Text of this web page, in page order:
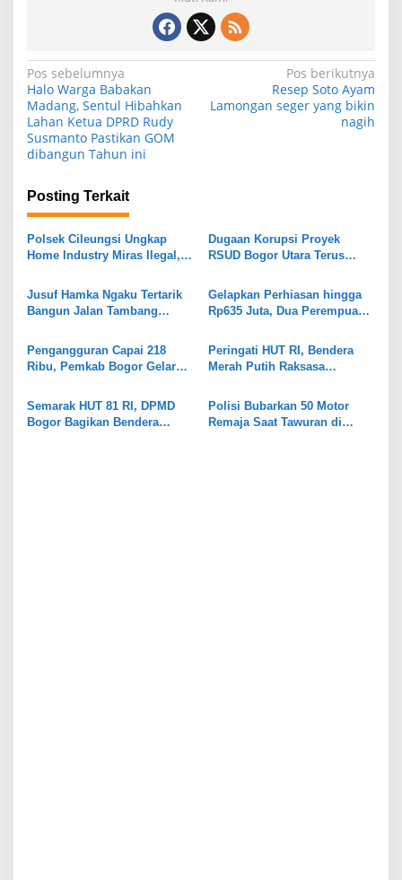
N
a
v
i
a
s
i
o
Pos sebelumnya
Halo Warga Babakan
Madang, Sentul Hibahkan
Lahan Ketua DPRD Rudy
Susmanto Pastikan GOM
dibangun Tahun ini
Pos berikutnya
Resep Soto Ayam
Lamongan seger yang bikin
nagih
Posting Terkait
Polsek Cileungsi Ungkap
Home Industry Miras Ilegal,
Dugaan Korupsi Proyek
RSUD Bogor Utara Terus
Kejari
Jusuf Hamka Ngaku Tertarik
Bangun Jalan Tambang
Gelapkan Perhiasan hingga
Rp635 Juta, Dua Perempuan
Ditangkap
Pengangguran Capai 218
Ribu, Pemkab Bogor Gelar
Peringati HUT RI, Bendera
Merah Putih Raksasa
Pakansari
Semarak HUT 81 RI, DPMD
Bogor Bagikan Bendera
Polisi Bubarkan 50 Motor
Remaja Saat Tawuran di